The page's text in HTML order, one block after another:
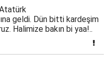
geldi. Dün bitti kardeşim
Halimize bakın bi yaa!..